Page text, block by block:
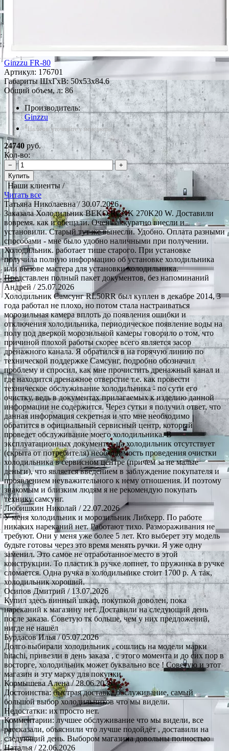
Ginzzu FR-80
Артикул: 176701
Габариты ШxГxВ: 50x53x84.6
Общий объем, л: 86
Производитель:
Ginzzu
*Наличие уточняйте у менеджера
24740руб.
Кол-во:
−
+
Купить
Наши клиенты /
Читать все
Татьяна Николаевна/ 30.07.2026
Заказала Холодильник BEKO RCNK 270K20 W. Доставили
вовремя. как и обещали. Очень аккуратно внесли и
установили. Старый тут же вынесли. Удобно. Оплата разными
способами - мне было удобно наличными при получении.
Холодильник. работает тише старого. При установке
получила полную информацию об установке холодильника
или вызове мастера для установки холодильника.
Представлен полный пакет документов, без напоминаний
Андрей / 25.07.2026
Холодильник Самсунг RL50RR был куплен в декабре 2014, 3
года работал не плохо, но потом стала настраиваться
морозильная камера вплоть до появления ошибки и
отключения холодильника, периодическое появление воды на
полу под дверкой морозильной камеры говорило о том, что
причиной плохой работы скорее всего является засор
дренажного канала. Я обратился в на горячую линию по
технической поддержке Самсунг, подробно обозначил
проблему и спросил, как мне прочистить дренажный канал и
где находится дренажное отверстие т.е. как провести
техническое обслуживание холодильника - по сути его
очистку, ведь в документах прилагаемых к изделию данной
информации не содержится. Через сутки я получил ответ, что
данная информация секретная и что мне необходимо
обратится в официальный сервисный центр, который
проведет обслуживание моего холодильника. В
эксплуатационных документах на холодильник отсутствует
(скрыта от потребителя) необходимость проведения очистки
холодильника в сервисном центре (причем за не малые
деньги), что является введением в заблуждение покупателя и
проявлением неуважительного к нему отношения. И поэтому
знакомым и близким людям я не рекомендую покупать
технику самсунг.
Любишкин Николай / 22.07.2026
У меня холодильник и морозильник Либхерр. По работе
никаких нареканий нет. Работают тихо. Размораживания не
требуют. Они у меня уже более 5 лет. Кто выберет эту модель
будьте готовы через это время менять ручки. Я уже одну
заменил. Это самое не отработанное место в этой
конструкции. То пластик в ручке лопнет, то пружинка в ручке
сломается. Одна ручка в холодильнике стоит 1700 р. А так,
холодильник хороший.
Осипов Дмитрий / 13.07.2026
Купил здесь винный шкаф, покупкой доволен, пока
нареканий к магазину нет. Доставили на следующий день
после заказа. Советую тк больше, чем у них предложений,
нигде не нашёл
Бурдасов Илья/ 05.07.2026
Долго выбирали холодильник , сошлись на модели марки
hitachi, привезли в день заказа , с этого момента и до сих пор в
восторге, холодильник может буквально все ! Советую и этот
магазин и эту марку для покупки.
Кормышева Алена/ 28.06.2026
Достоинства: быстрая доставка.обслуживание, самый
большой выбор холодильников что мы видели.
Недостатки: их просто нет.
Комментарии: лучшее обслуживание что мы видели, все
рассказали, объяснили что лучше подойдёт , доставили на
следующий день. Выбором магазина довольны полностью
Наталья/ 22.06.2026